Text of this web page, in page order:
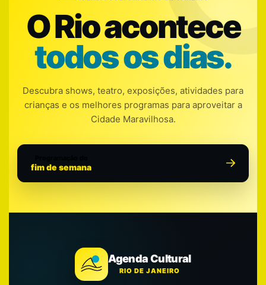
O Rio acontece
todos os dias.
Descubra shows, teatro, exposições, atividades para
crianças e os melhores programas para aproveitar a
Cidade Maravilhosa.
fim de semana
Agenda Cultural
RIO DE JANEIRO